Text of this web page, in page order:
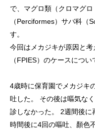
で、マグロ類（クロマグ
（Perciformes）サバ科（
す。
今回はメカジキが原因と
（FPIES）のケースについ
4歳時に保育園でメカジキ
吐した。 その後は嘔気な
診しなかった。 2週間後に
時間後に4回の嘔吐、顏色